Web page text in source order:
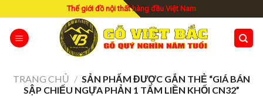
to
content
Thế giới đồ nội thất hàng đầu Việt Nam
TRANG CHỦ / SẢN PHẨM ĐƯỢC GẮN THẺ “GIÁ BÁN
SẬP CHIẾU NGỰA PHẢN 1 TẤM LIỀN KHỐI CN32”